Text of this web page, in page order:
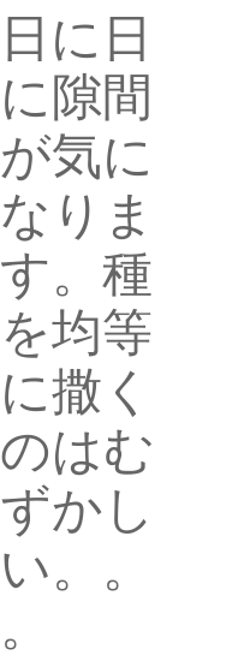
日に日
に隙間
が気に
なりま
す。種
を均等
に撒く
のはむ
ずかし
い。。
。